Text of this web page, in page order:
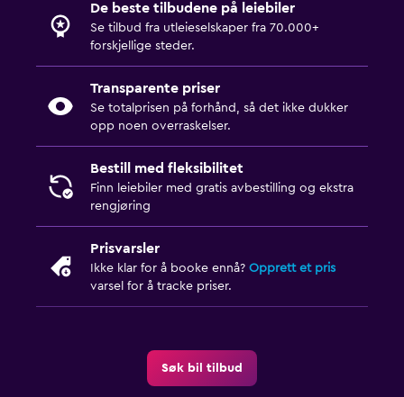
De beste tilbudene på leiebiler
Se tilbud fra utleieselskaper fra 70.000+
forskjellige steder.
Transparente priser
Se totalprisen på forhånd, så det ikke dukker
opp noen overraskelser.
Bestill med fleksibilitet
Finn leiebiler med gratis avbestilling og ekstra
rengjøring
Prisvarsler
Ikke klar for å booke ennå? Opprett et pris
varsel for å tracke priser.
Søk bil tilbud